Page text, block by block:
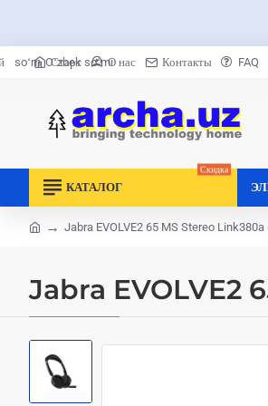
Старт О нас Контакты FAQ
soʻm Oʻzbek soʻmi
КАТАЛОГ
Скидка
Jabra EVOLVE2
Jabra EVOLVE2 65 MS Stereo